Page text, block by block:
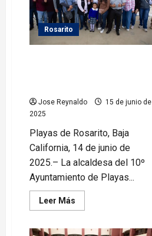
por
la
Seguridad
de
Rosarito
Jose Reynaldo
15 de junio de
2025
Playas de Rosarito, Baja
California, 14 de junio de
2025.– La alcaldesa del 10º
Ayuntamiento de Playas...
Leer Más
más
Rocio